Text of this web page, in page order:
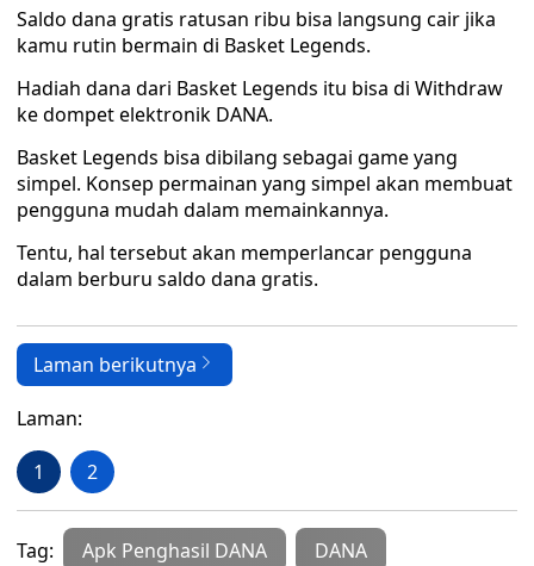
Saldo dana gratis ratusan ribu bisa langsung cair jika
kamu rutin bermain di Basket Legends.
Hadiah dana dari Basket Legends itu bisa di Withdraw
ke dompet elektronik DANA.
Basket Legends bisa dibilang sebagai game yang
simpel. Konsep permainan yang simpel akan membuat
pengguna mudah dalam memainkannya.
Tentu, hal tersebut akan memperlancar pengguna
dalam berburu saldo dana gratis.
Laman berikutnya
Laman:
1 2
Tag: Apk Penghasil DANA DANA